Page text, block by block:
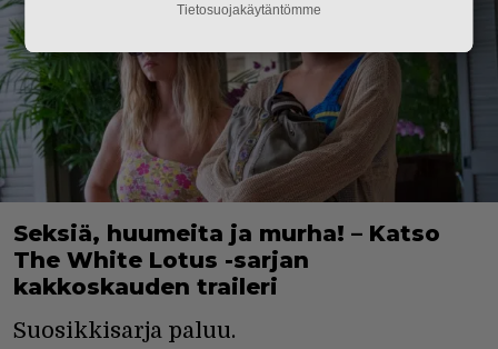
Seksiä, huumeita ja murha! – Katso
The White Lotus -sarjan
kakkoskauden traileri
Suosikkisarja paluu.
Tietosuojakäytäntömme